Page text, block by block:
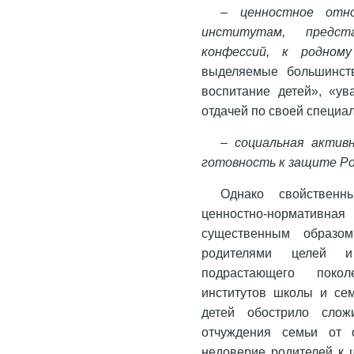
– ценностное
институтам,
конфессий, к
выделяемые
воспитание детей»,
отдачей по своей
–социальная
готовность к защите
Однако
ценностно-
существенным
родителями целей и
подрастающего
институтов школы и
детей обострило
отчуждения семьи от